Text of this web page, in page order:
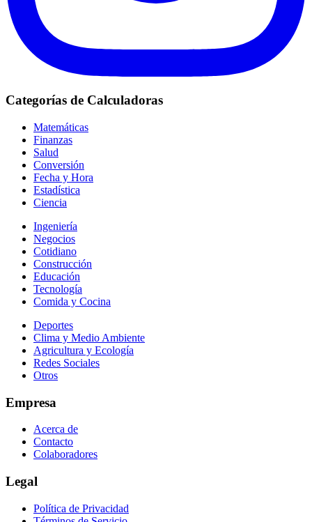
Categorías de Calculadoras
Matemáticas
Finanzas
Salud
Conversión
Fecha y Hora
Estadística
Ciencia
Ingeniería
Negocios
Cotidiano
Construcción
Educación
Tecnología
Comida y Cocina
Deportes
Clima y Medio Ambiente
Agricultura y Ecología
Redes Sociales
Otros
Empresa
Acerca de
Contacto
Colaboradores
Legal
Política de Privacidad